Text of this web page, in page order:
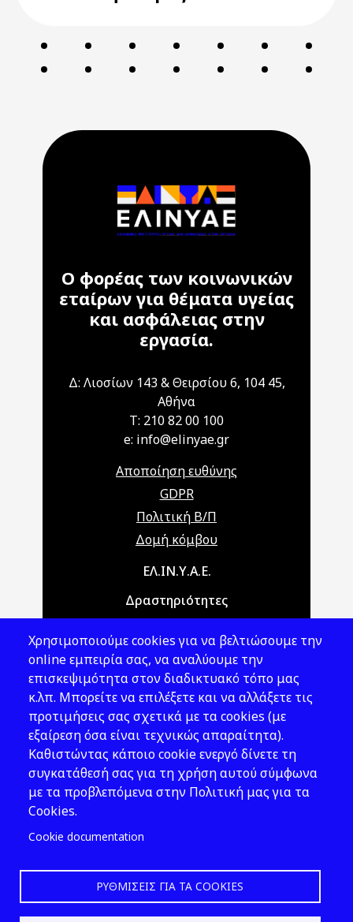
Ο φορέας των κοινωνικών
εταίρων για θέματα υγείας
και ασφάλειας στην
εργασία.
Δ: Λιοσίων 143 & Θειρσίου 6, 104 45,
Αθήνα
T: 210 82 00 100
e: info@elinyae.gr
Αποποίηση ευθύνης
GDPR
Πολιτική Β/Π
Δομή κόμβου
Main navigationΕΛ.ΙΝ.Υ.Α.Ε.
Δραστηριότητες
Νομοθεσία
Εκδόσεις
Νέα - Εκδηλώσεις
Ακολουθήστε μας
Χρησιμοποιούμε cookies για να βελτιώσουμε την
online εμπειρία σας, να αναλύουμε την
επισκεψιμότητα στον διαδικτυακό τόπο μας
κ.λπ. Μπορείτε να επιλέξετε και να αλλάξετε τις
προτιμήσεις σας σχετικά με τα cookies (με
εξαίρεση όσα είναι τεχνικώς απαραίτητα).
Καθιστώντας κάποιο cookie ενεργό δίνετε τη
συγκατάθεσή σας για τη χρήση αυτού σύμφωνα
με τα προβλεπόμενα στην Πολιτική μας για τα
Cookies.
Cookie documentation
ΡΥΘΜΊΣΕΙΣ ΓΙΑ ΤΑ COOKIES